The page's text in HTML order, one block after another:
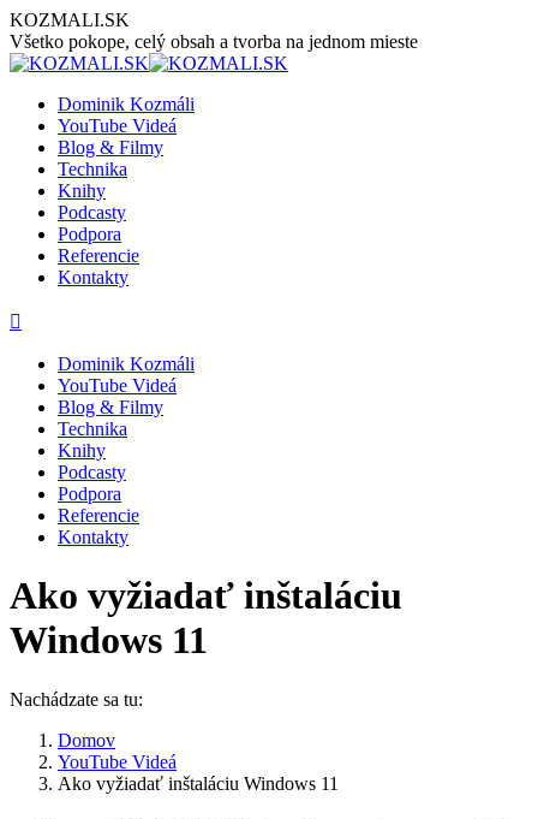
Preskočiť
na
obsah
KOZMALI.SK
Všetko pokope, celý obsah a tvorba na jednom mieste
Dominik Kozmáli
YouTube Videá
Blog & Filmy
Technika
Knihy
Podcasty
Podpora
Referencie
Kontakty
Stránka
otvorí
novom
okne
Stránka
otvorí
novom
okne
Stránka
otvorí
novom
okne
otvorí
novom
okne
otvorí
novom
okne
Dominik Kozmáli
YouTube Videá
Blog & Filmy
Technika
Knihy
Podcasty
Podpora
Referencie
Kontakty
Ako vyžiadať inštaláciu
Windows 11
Nachádzate sa tu:
Domov
YouTube Videá
Ako vyžiadať inštaláciu Windows 11